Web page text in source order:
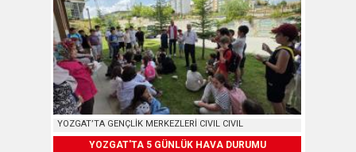
YOZGAT’TA GENÇLİK MERKEZLERİ CIVIL CIVIL
YOZGAT'TA 5 GÜNLÜK HAVA DURUMU